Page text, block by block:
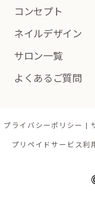
コンセプト
ネイルデザイン
サロン一覧
よくあるご質問
プライバシーポリシー
プリペイドサービス利